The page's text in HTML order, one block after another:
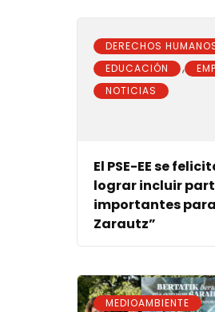
DERECHOS
EDUCACIÓN ,
NOTICIAS
El PSE-EE se
lograr incluir
importantes para
Zarautz”
MEDIOAMBIENTE